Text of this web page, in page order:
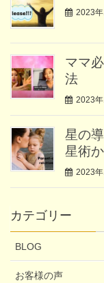
2023
ママ
法
2023
星の
星術
2023
カテゴリー
BLOG
お客様の声